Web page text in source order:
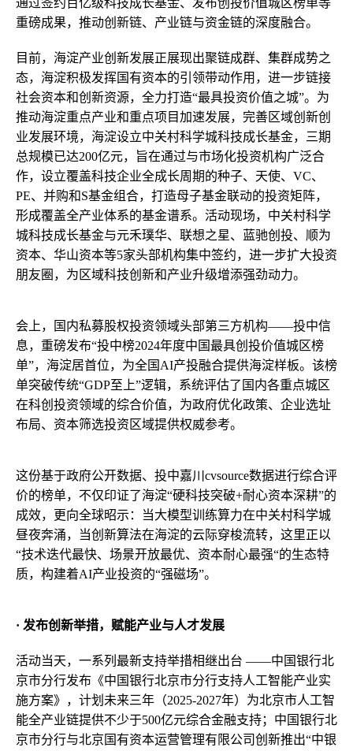
通过签约百亿级科技成长基金、发布创投价值城区榜单等
重磅成果，推动创新链、产业链与资金链的深度融合。
目前，海淀产业创新发展正展现出聚链成群、集群成势之
态，海淀积极发挥国有资本的引领带动作用，进一步链接
社会资本和创新资源，全力打造“最具投资价值之城”。为
推动海淀重点产业和重点项目加速发展，完善区域创新创
业发展环境，海淀设立中关村科学城科技成长基金，三期
总规模已达200亿元，旨在通过与市场化投资机构广泛合
作，设立覆盖科技企业全成长周期的种子、天使、VC、
PE、并购和S基金组合，打造母子基金联动的投资矩阵，
形成覆盖全产业体系的基金谱系。活动现场，中关村科学
城科技成长基金与元禾璞华、联想之星、蓝驰创投、顺为
资本、华山资本等5家头部机构集中签约，进一步扩大投资
朋友圈，为区域科技创新和产业升级增添强劲动力。
会上，国内私募股权投资领域头部第三方机构——投中信
息，重磅发布“投中榜2024年度中国最具创投价值城区榜
单”，海淀居首位，为全国AI产投融合提供海淀样板。该榜
单突破传统“GDP至上”逻辑，系统评估了国内各重点城区
在科创投资领域的综合价值，为政府优化政策、企业选址
布局、资本筛选投资区域提供权威参考。
这份基于政府公开数据、投中嘉川cvsource数据进行综合评
价的榜单，不仅印证了海淀“硬科技突破+耐心资本深耕”的
成效，更向全球昭示：当大模型训练算力在中关村科学城
昼夜奔涌，当创新算法在海淀的云际穿梭流转，这里正以
“技术迭代最快、场景开放最优、资本耐心最强“的生态特
质，构建着AI产业投资的“强磁场”。
· 发布创新举措，赋能产业与人才发展
活动当天，一系列最新支持举措相继出台 ——中国银行北
京市分行发布《中国银行北京市分行支持人工智能产业实
施方案》，计划未来三年（2025-2027年）为北京市人工智
能全产业链提供不少于500亿元综合金融支持；中国银行北
京市分行与北京国有资本运营管理有限公司创新推出“中银